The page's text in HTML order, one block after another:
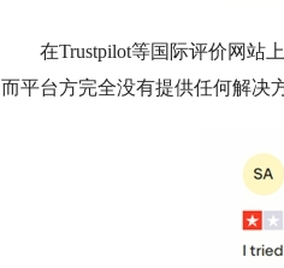
在Trustpilot等国际评价网站
而平台方完全没有提供任何解决